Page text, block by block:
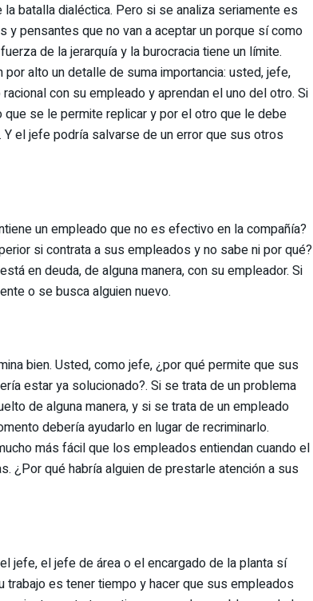
batalla dialéctica. Pero si se analiza seriamente es
pensantes que no van a aceptar un porque sí como
de la jerarquía y la burocracia tiene un límite.
alto un detalle de suma importancia: usted, jefe,
con su empleado y aprendan el uno del otro. Si
se le permite replicar y por el otro que le debe
el jefe podría salvarse de un error que sus otros
un empleado que no es efectivo en la compañía?
si contrata a sus empleados y no sabe ni por qué?
en deuda, de alguna manera, con su empleador. Si
o se busca alguien nuevo.
bien. Usted, como jefe, ¿por qué permite que sus
estar ya solucionado?. Si se trata de un problema
de alguna manera, y si se trata de un empleado
debería ayudarlo en lugar de recriminarlo.
más fácil que los empleados entiendan cuando el
¿Por qué habría alguien de prestarle atención a sus
jefe, el jefe de área o el encargado de la planta sí
trabajo es tener tiempo y hacer que sus empleados